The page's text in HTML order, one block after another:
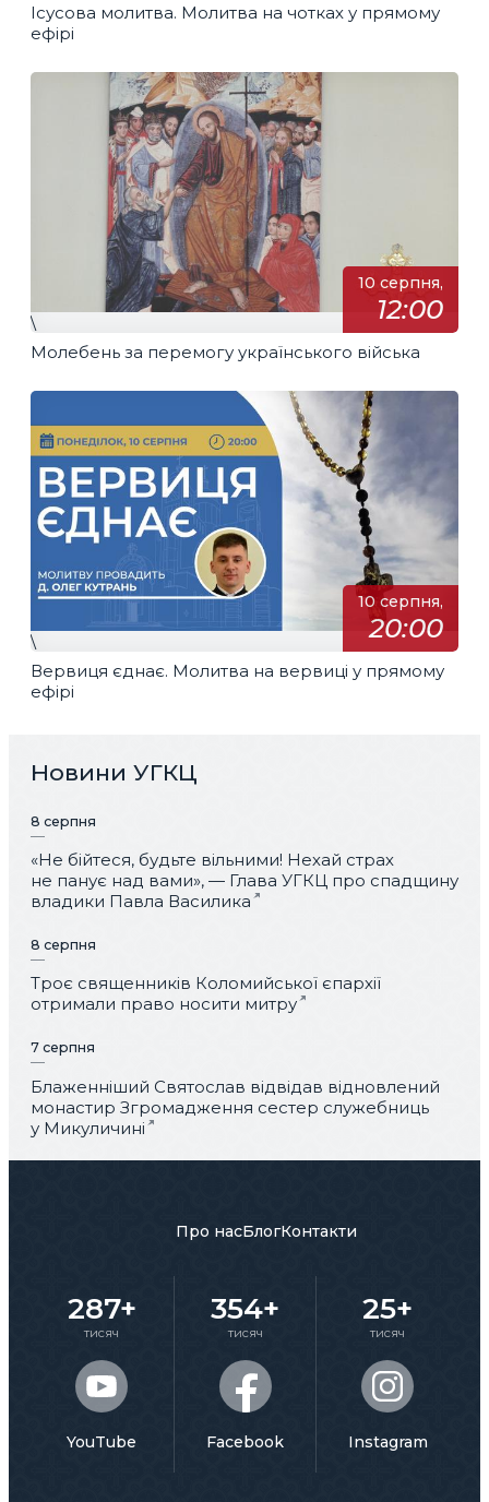
Ісусова молитва. Молитва на чотках у прямому
ефірі
10 серпня,
12:00
\
Молебень за перемогу українського війська
10 серпня,
20:00
\
Вервиця єднає. Молитва на вервиці у прямому
ефірі
Новини УГКЦ
8 серпня
«Не бійтеся, будьте вільними! Нехай страх
не панує над вами», — Глава УГКЦ про спадщину
владики Павла Василика
8 серпня
Троє священників Коломийської єпархії
отримали право носити митру
7 серпня
Блаженніший Святослав відвідав відновлений
монастир Згромадження сестер служебниць
у Микуличині
Про насБлогКонтакти
287+
тисяч
YouTube
354+
тисяч
Facebook
25+
тисяч
Instagram